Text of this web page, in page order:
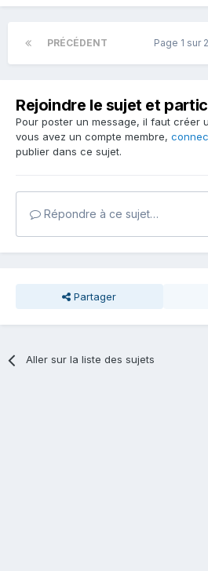
PRÉCÉDENT Page 1 sur 2
Rejoindre le sujet et
Pour poster un message, il faut créer
vous avez un compte membre,
publier dans ce sujet.
Répondre à ce sujet…
Partager
Aller sur la liste des sujets